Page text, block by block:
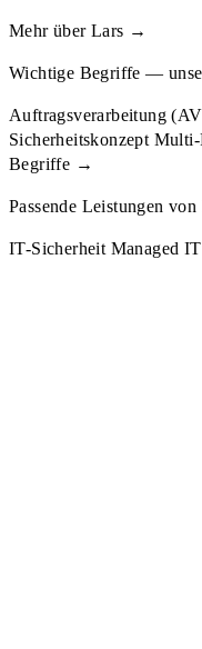
Mehr über Lars →
Wichtige Begriffe —
Auftragsverarbeitung
Sicherheitskonzept Multi-
Begriffe →
Passende Leistungen
IT-Sicherheit Managed